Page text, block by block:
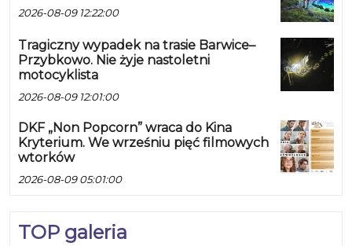
2026-08-09 12:22:00
Tragiczny wypadek na trasie Barwice–
Przybkowo. Nie żyje nastoletni
motocyklista
2026-08-09 12:01:00
DKF „Non Popcorn” wraca do Kina
Kryterium. We wrześniu pięć filmowych
wtorków
2026-08-09 05:01:00
TOP galeria